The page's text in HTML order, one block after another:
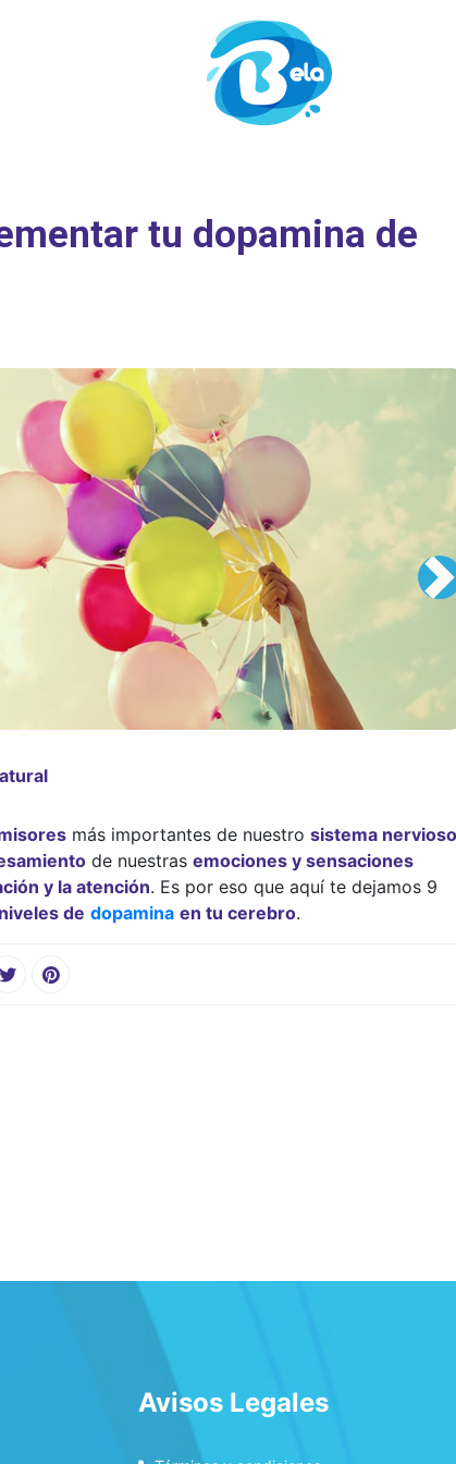
tu dopamina de
más importantes de nuestro sistema nervioso
de nuestras emociones y sensaciones
y la atención. Es por eso que aquí te dejamos 9
de dopamina en tu cerebro.
Avisos Legales